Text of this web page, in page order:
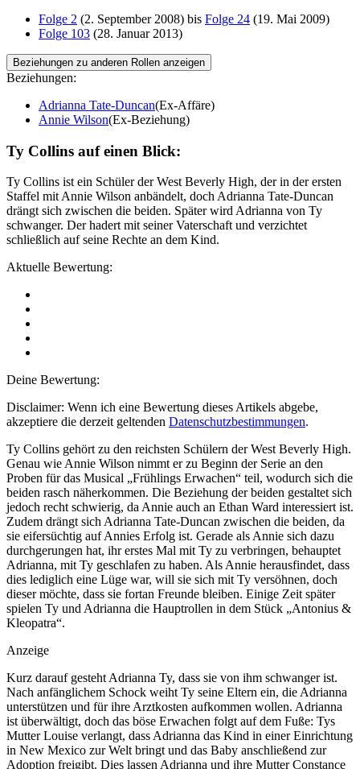
Folge 2 (2. September 2008) bis Folge 24 (19. Mai 2009)
Folge 103 (28. Januar 2013)
Beziehungen zu anderen Rollen anzeigen
Beziehungen:
Adrianna Tate-Duncan(Ex-Affäre)
Annie Wilson(Ex-Beziehung)
Ty Collins auf einen Blick:
Ty Collins ist ein Schüler der West Beverly High, der in der ersten
Staffel mit Annie Wilson anbändelt, doch Adrianna Tate-Duncan
drängt sich zwischen die beiden. Später wird Adrianna von Ty
schwanger. Der hadert mit seiner Vaterschaft und verzichtet
schließlich auf seine Rechte an dem Kind.
Aktuelle Bewertung:
Deine Bewertung:
Disclaimer: Wenn ich eine Bewertung dieses Artikels abgebe,
akzeptiere die derzeit geltenden Datenschutzbestimmungen.
Ty Collins gehört zu den reichsten Schülern der West Beverly High.
Genau wie Annie Wilson nimmt er zu Beginn der Serie an den
Proben für das Musical „Frühlings Erwachen“ teil, wodurch sich die
beiden rasch näherkommen. Die Beziehung der beiden gestaltet sich
jedoch recht schwierig, da Annie auch an Ethan Ward interessiert ist.
Zudem drängt sich Adrianna Tate-Duncan zwischen die beiden, da
sie eifersüchtig auf Annies Erfolg ist. Gerade als Annie sich dazu
durchgerungen hat, ihr erstes Mal mit Ty zu verbringen, behauptet
Adrianna, mit Ty geschlafen zu haben. Als Annie herausfindet, dass
dies lediglich eine Lüge war, will sie sich mit Ty versöhnen, doch
dieser möchte, dass sie fortan Freunde bleiben. Einige Zeit später
spielen Ty und Adrianna die Hauptrollen in dem Stück „Antonius &
Kleopatra“.
Anzeige
Kurz darauf gesteht Adrianna Ty, dass sie von ihm schwanger ist.
Nach anfänglichem Schock weiht Ty seine Eltern ein, die Adrianna
unterstützen und für ihre Arztkosten aufkommen wollen. Adrianna
ist überwältigt, doch das böse Erwachen folgt auf dem Fuße: Tys
Mutter Louise verlangt, dass Adrianna das Kind in einer Einrichtung
in New Mexico zur Welt bringt und das Baby anschließend zur
Adoption freigibt. Dies lassen Adrianna und ihre Mutter Constance